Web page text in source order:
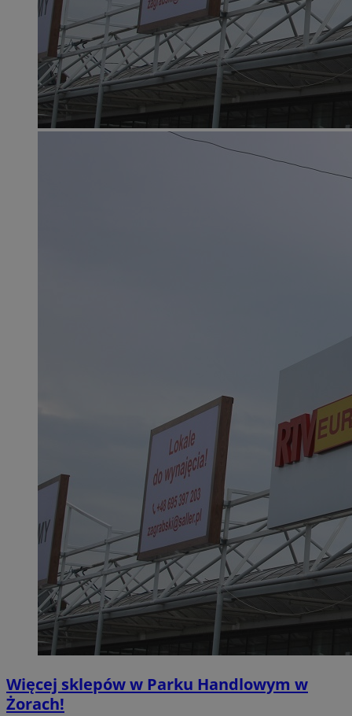
Więcej sklepów w Parku Handlowym w
Żorach!